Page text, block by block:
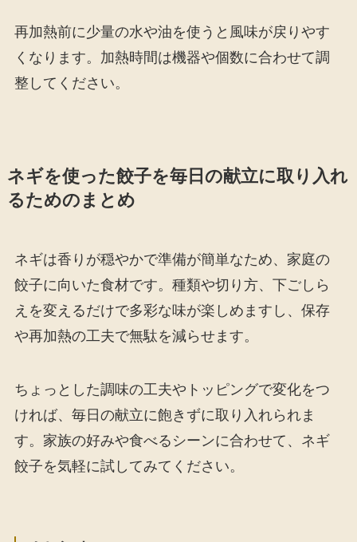
再加熱前に少量の水や油を使うと風味が戻りやす
くなります。加熱時間は機器や個数に合わせて調
整してください。
ネギを使った餃子を毎日の献立に取り入れ
るためのまとめ
ネギは香りが穏やかで準備が簡単なため、家庭の
餃子に向いた食材です。種類や切り方、下ごしら
えを変えるだけで多彩な味が楽しめますし、保存
や再加熱の工夫で無駄を減らせます。
ちょっとした調味の工夫やトッピングで変化をつ
ければ、毎日の献立に飽きずに取り入れられま
す。家族の好みや食べるシーンに合わせて、ネギ
餃子を気軽に試してみてください。